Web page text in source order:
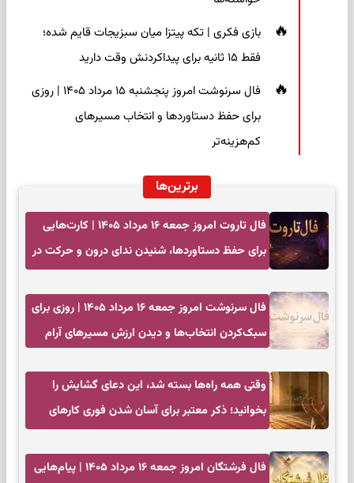
بازی فکری | تکه پیتزا میان سبزیجات قایم شده؛
فقط ۱۵ ثانیه برای پیداکردنش وقت دارید
فال سرنوشت امروز پنجشنبه ۱۵ مرداد ۱۴۰۵ | روزی
برای حفظ دستاوردها و انتخاب مسیرهای
کم‌هزینه‌تر
برترین‌ها
فال تاروت امروز جمعه ۱۶ مرداد ۱۴۰۵ | کارت‌هایی
برای حفظ دستاوردها، شنیدن ندای درون و حرکت در
فال سرنوشت امروز جمعه ۱۶ مرداد ۱۴۰۵ | روزی برای
سبک‌کردن انتخاب‌ها و دیدن ارزش مسیرهای آرام
وقتی همه راه‌ها بسته شد، این دعای گشایش را
بخوانید؛ ذکر معتبر برای آسان شدن فوری کارهای
فال فرشتگان امروز جمعه ۱۶ مرداد ۱۴۰۵ | پیام‌هایی